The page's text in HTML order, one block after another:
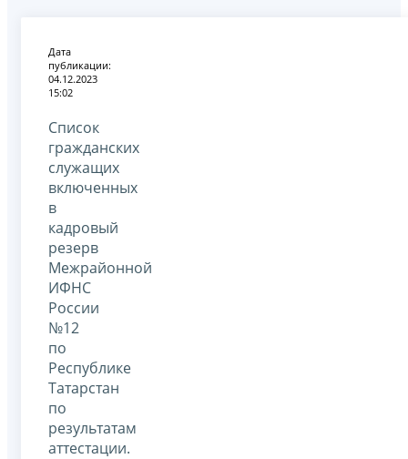
Дата
публикации:
04.12.2023
15:02
Список
гражданских
служащих
включенных
в
кадровый
резерв
Межрайонной
ИФНС
России
№12
по
Республике
Татарстан
по
результатам
аттестации.